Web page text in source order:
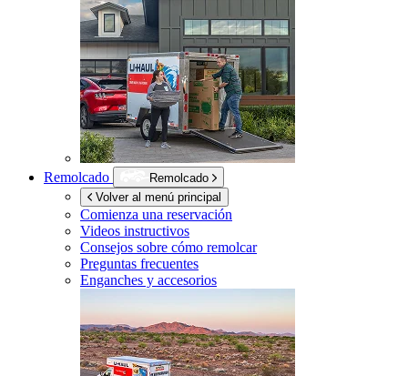
Remolcado
Remolcado
Volver al menú principal
Comienza una reservación
Videos instructivos
Consejos sobre cómo remolcar
Preguntas frecuentes
Enganches y accesorios